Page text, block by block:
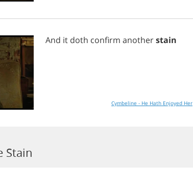
And it doth confirm anotherstain
Cymbeline - He Hath Enjoyed Her
Stain